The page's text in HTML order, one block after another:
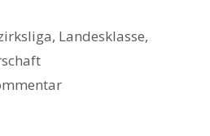
, Landesklasse,